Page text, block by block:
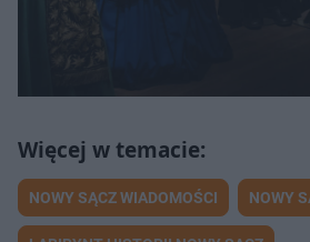
NOWY SĄCZ WIADOMOŚCI NOWY